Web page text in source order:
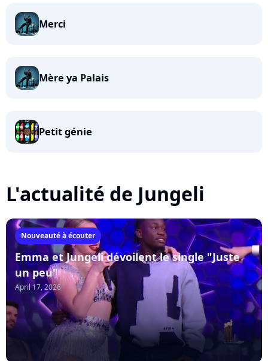
Merci
Mère ya Palais
Petit génie
L'actualité de Jungeli
Nouveauté à écouter
Emma et Jungeli dévoilent le single "Juste
un peu"
April 17, 2026